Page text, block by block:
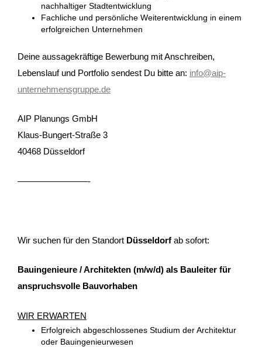
nachhaltiger Stadtentwicklung
Fachliche und persönliche Weiterentwicklung in einem
erfolgreichen Unternehmen
Deine aussagekräftige Bewerbung mit Anschreiben,
Lebenslauf und Portfolio sendest Du bitte an: info@aip-
unternehmensgruppe.de
AIP Planungs GmbH
Klaus-Bungert-Straße 3
40468 Düsseldorf
————————-
Wir suchen für den Standort Düsseldorf ab sofort:
Bauingenieure / Architekten (m/w/d) als Bauleiter für
anspruchsvolle Bauvorhaben
WIR ERWARTEN
Erfolgreich abgeschlossenes Studium der Architektur
oder Bauingenieurwesen